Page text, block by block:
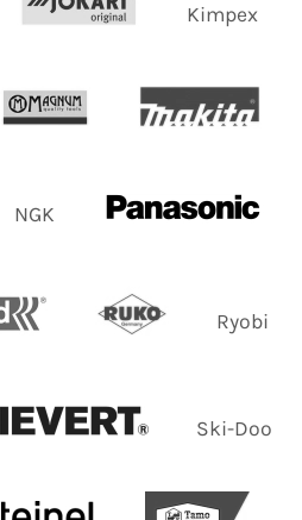
Kimpex
NGK
Ryobi
Ski-Doo